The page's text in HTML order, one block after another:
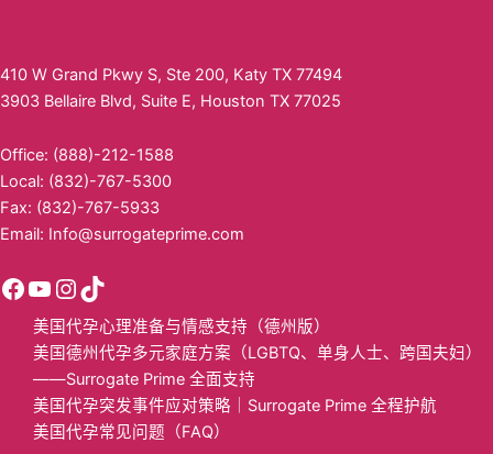
410 W Grand Pkwy S, Ste 200, Katy TX 77494
3903 Bellaire Blvd, Suite E, Houston TX 77025
Office: (888)-212-1588
Local: (832)-767-5300
Fax: (832)-767-5933
Email: Info@surrogateprime.com
美国代孕心理准备与情感支持（德州版）
美国德州代孕多元家庭方案（LGBTQ、单身人士、跨国夫妇）
——Surrogate Prime 全面支持
美国代孕突发事件应对策略｜Surrogate Prime 全程护航
美国代孕常见问题（FAQ）